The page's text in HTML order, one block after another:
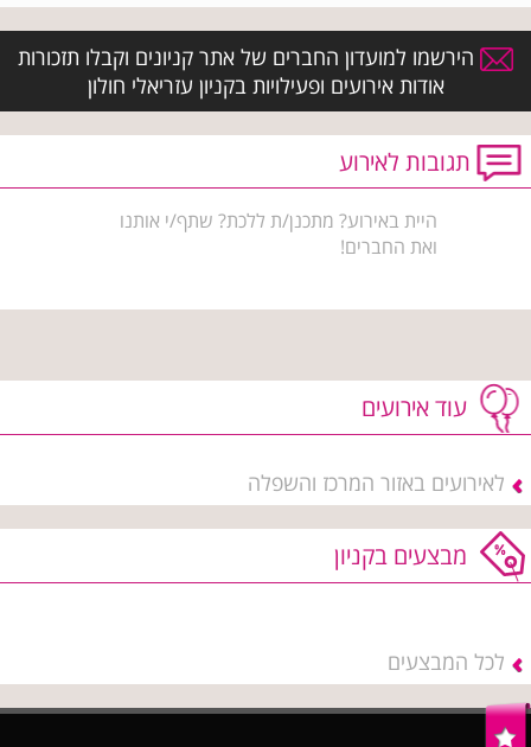
הירשמו למועדון החברים של אתר קניונים וקבלו תזכורות
אודות אירועים ופעילויות בקניון עזריאלי חולון
תגובות לאירוע
היית באירוע? מתכנן/ת ללכת? שתף/י אותנו
ואת החברים!
עוד אירועים
לאירועים באזור המרכז והשפלה
מבצעים בקניון
לכל המבצעים